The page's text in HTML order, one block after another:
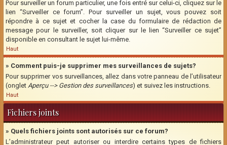
Pour surveiller un forum particulier, une fois entré sur celui-ci, cliquez sur le
lien “Surveiller ce forum”. Pour surveiller un sujet, vous pouvez soit
répondre à ce sujet et cocher la case du formulaire de rédaction de
message pour le surveiller, soit cliquer sur le lien “Surveiller ce sujet”
disponible en consultant le sujet lui-même.
Haut
» Comment puis-je supprimer mes surveillances de sujets?
Pour supprimer vos surveillances, allez dans votre panneau de l’utilisateur
(onglet Aperçu --> Gestion des surveillances) et suivez les instructions.
Haut
Fichiers joints
» Quels fichiers joints sont autorisés sur ce forum?
L’administrateur peut autoriser ou interdire certains types de fichiers